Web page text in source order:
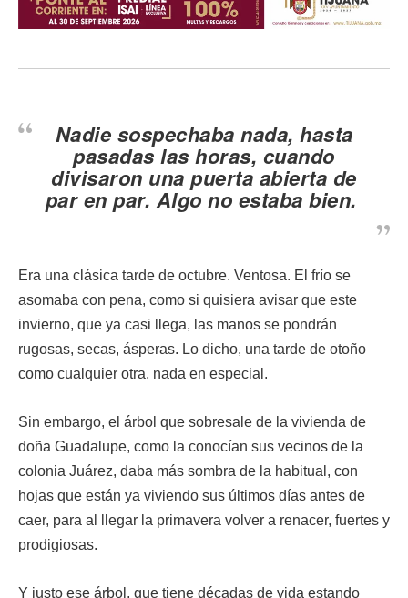
Nadie sospechaba nada, hasta
pasadas las horas, cuando
divisaron una puerta abierta de
par en par. Algo no estaba bien.
Era una clásica tarde de octubre. Ventosa. El frío se
asomaba con pena, como si quisiera avisar que este
invierno, que ya casi llega, las manos se pondrán
rugosas, secas, ásperas. Lo dicho, una tarde de otoño
como cualquier otra, nada en especial.
Sin embargo, el árbol que sobresale de la vivienda de
doña Guadalupe, como la conocían sus vecinos de la
colonia Juárez, daba más sombra de la habitual, con
hojas que están ya viviendo sus últimos días antes de
caer, para al llegar la primavera volver a renacer, fuertes y
prodigiosas.
Y justo ese árbol, que tiene décadas de vida estando